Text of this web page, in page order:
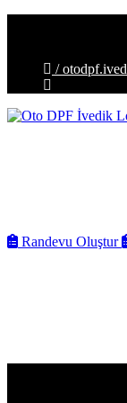
/
Randevu Oluştur